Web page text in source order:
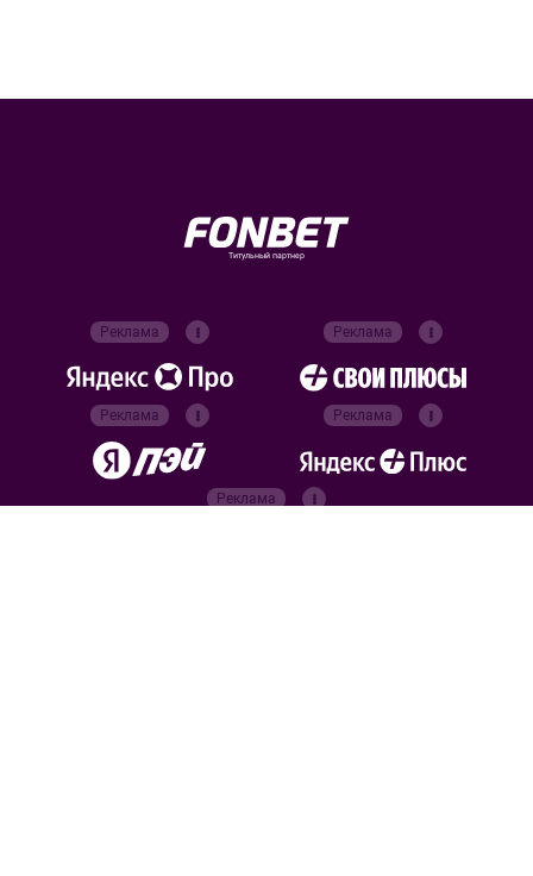
Титульный партнер
Реклама Реклама
Реклама Реклама
Реклама